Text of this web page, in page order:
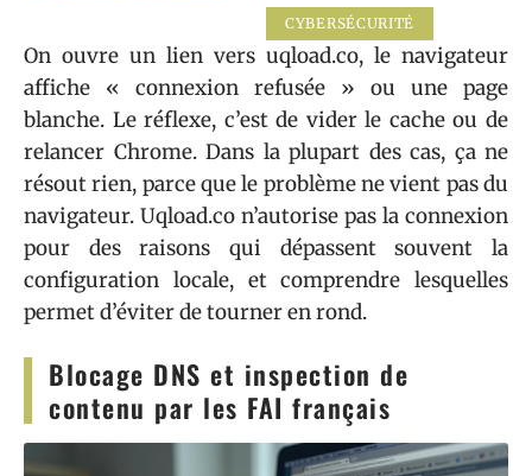
CYBERSÉCURITÉ
On ouvre un lien vers uqload.co, le navigateur
affiche « connexion refusée » ou une page
blanche. Le réflexe, c’est de vider le cache ou de
relancer Chrome. Dans la plupart des cas, ça ne
résout rien, parce que le problème ne vient pas du
navigateur. Uqload.co n’autorise pas la connexion
pour des raisons qui dépassent souvent la
configuration locale, et comprendre lesquelles
permet d’éviter de tourner en rond.
Blocage DNS et inspection de
contenu par les FAI français